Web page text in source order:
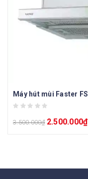
Máy hút mùi Faster
3.500.000₫ 2.500.000₫